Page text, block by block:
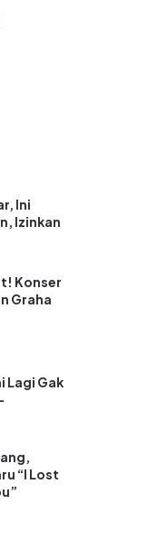
Ini
Izinkan
Konser
Graha
Lagi Gak
“I Lost